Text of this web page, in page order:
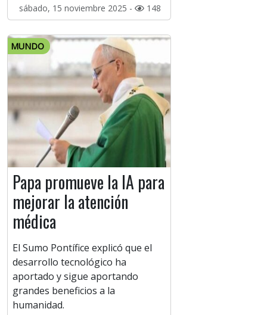
sábado, 15 noviembre 2025 - 148
MUNDO
Papa promueve la IA para
mejorar la atención
médica
El Sumo Pontífice explicó que el
desarrollo tecnológico ha
aportado y sigue aportando
grandes beneficios a la
humanidad.